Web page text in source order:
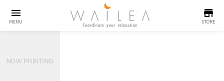
menu
MENU
store
STORE